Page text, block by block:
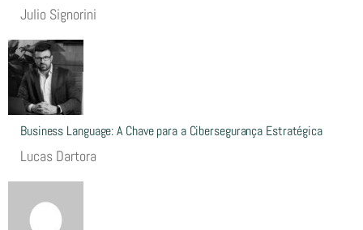
Julio Signorini
Business Language: A Chave para a Cibersegurança Estratégica
Lucas Dartora